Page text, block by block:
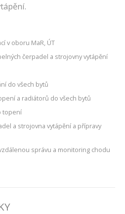
v oboru MaR, ÚT
čerpadel a strojovny vytápění
do všech bytů
a radiátorů do všech bytů
topení
a strojovna vytápění a přípravy
správu a monitoring chodu